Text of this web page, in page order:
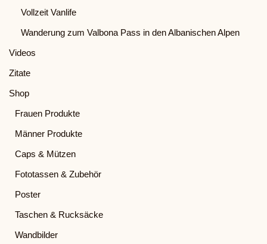
Vollzeit Vanlife
Wanderung zum Valbona Pass in den Albanischen Alpen
Videos
Zitate
Shop
Frauen Produkte
Männer Produkte
Caps & Mützen
Fototassen & Zubehör
Poster
Taschen & Rucksäcke
Wandbilder